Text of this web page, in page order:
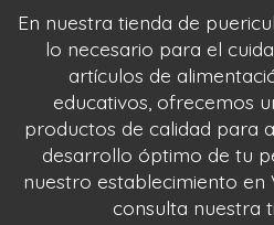
En nuestra tienda de
lo necesario para el
artículos de
educativos, ofrecemos
productos de calidad para
desarrollo óptimo de tu
nuestro establecimiento en
consulta nuestra